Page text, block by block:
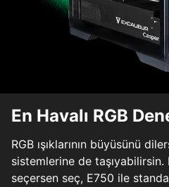
En Havalı RGB
RGB ışıklarının büyüsünü
sistemlerine de
seçersen seç, E750 ile